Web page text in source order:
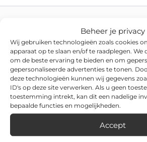
Beheer je privacy
Wij gebruiken technologieën zoals cookies
apparaat op te slaan en/of te raadplegen. We
om de beste ervaring te bieden en om
gepersonaliseerde advertenties te tonen.
deze technologieën kunnen wij gegevens
ID's op deze site verwerken. Als u geen
toestemming intrekt, kan dit een nadelige
bepaalde functies en mogelijkheden.
Accept